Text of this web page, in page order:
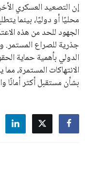
إن التصعيد العسكري
محليًا أو دوليًا، بينما
الجهود للحد من هذه
جذرية للصراع المستمر.
الدولي بأهمية حماية
الانتهاكات المستمرة،
بشأن مستقبل أكثر أمانًا